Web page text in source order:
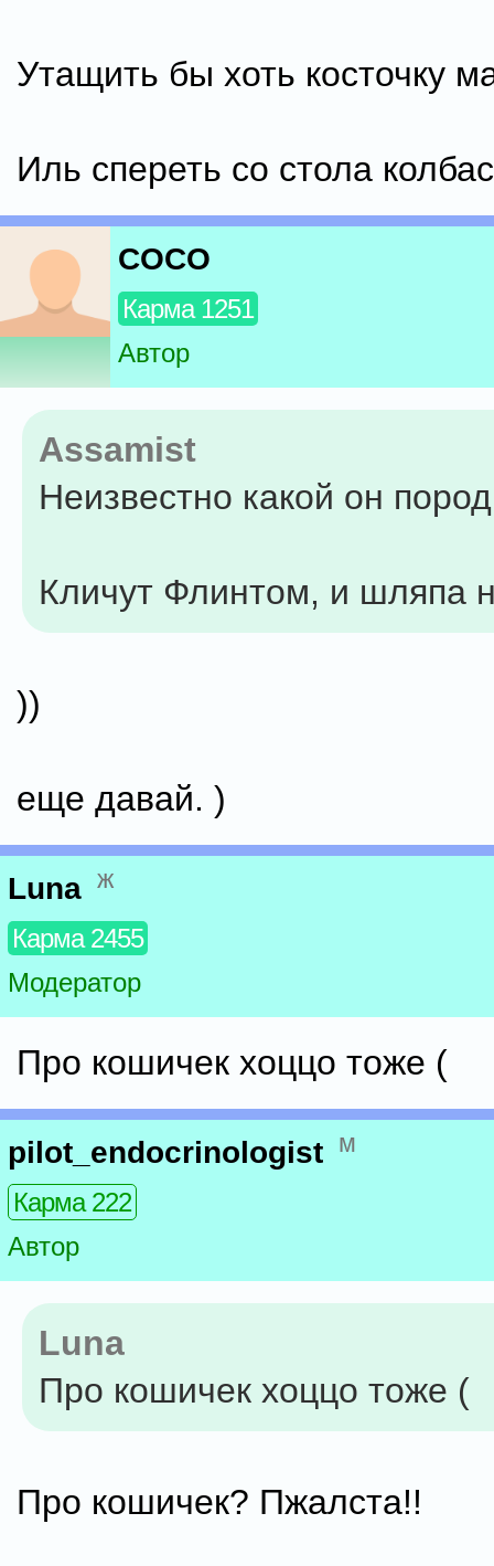
Утащить бы хоть косточку
Иль спереть со стола
COCO
Карма 1251
Автор
Assamist
Неизвестно какой он
Кличут Флинтом, и шляпа
))
еще давай. )
Luna ж
Карма 2455
Модератор
Про кошичек хоццо тоже (
pilot_endocrinologist м
Карма 222
Автор
Luna
Про кошичек хоццо тоже (
Про кошичек? Пжалста!!